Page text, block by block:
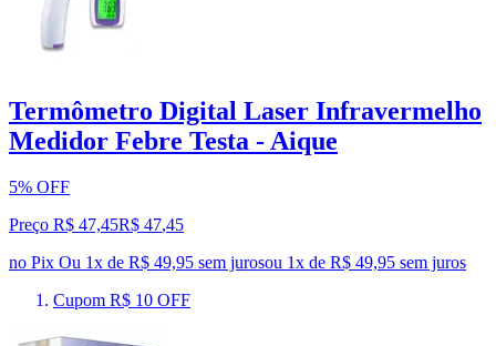
Termômetro Digital Laser Infravermelho
Medidor Febre Testa - Aique
5% OFF
Preço R$ 47,45R$ 47,45
no Pix Ou 1x de R$ 49,95 sem jurosou 1x de R$ 49,95 sem juros
Cupom R$ 10 OFF